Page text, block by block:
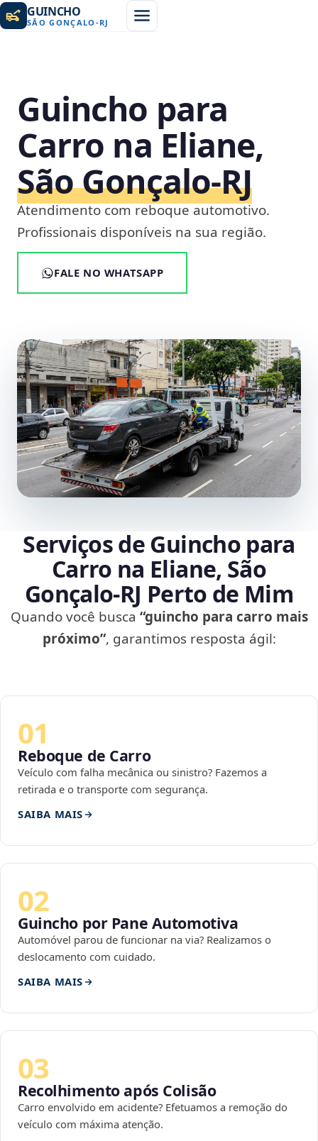
GUINCHO
SÃO GONÇALO -RJ
Guincho para
Carro na Eliane,
São Gonçalo‑RJ
Atendimento com reboque automotivo.
Profissionais disponíveis na sua região.
FALE NO WHATSAPP
Serviços de Guincho para
Carro na Eliane, São
Gonçalo‑RJ Perto de Mim
Quando você busca “guincho para carro mais
próximo”, garantimos resposta ágil:
01
Reboque de Carro
Veículo com falha mecânica ou sinistro? Fazemos a
retirada e o transporte com segurança.
SAIBA MAIS
02
Guincho por Pane Automotiva
Automóvel parou de funcionar na via? Realizamos o
deslocamento com cuidado.
SAIBA MAIS
03
Recolhimento após Colisão
Carro envolvido em acidente? Efetuamos a remoção do
veículo com máxima atenção.